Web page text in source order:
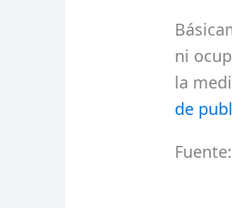
ni
la
de
Fuente: